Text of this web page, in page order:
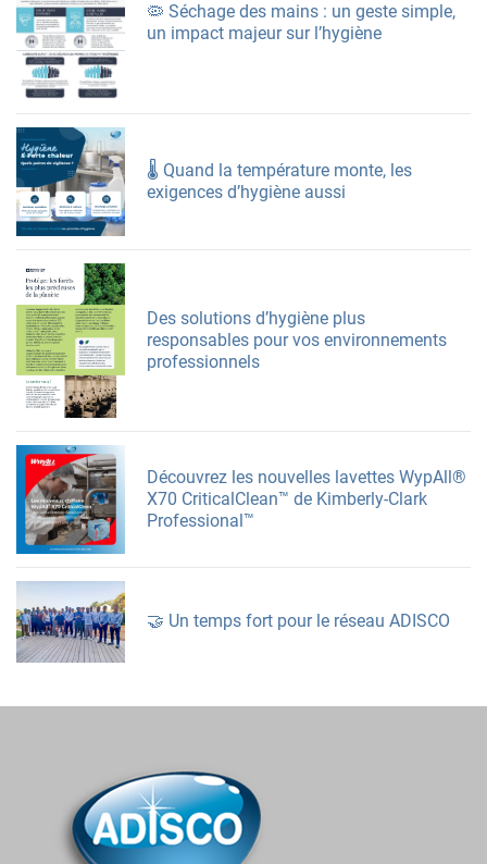
🦠 Séchage des mains : un geste simple,
un impact majeur sur l’hygiène
🌡️ Quand la température monte, les
exigences d’hygiène aussi
Des solutions d’hygiène plus
responsables pour vos environnements
professionnels
Découvrez les nouvelles lavettes WypAll®
X70 CriticalClean™ de Kimberly-Clark
Professional™
🤝 Un temps fort pour le réseau ADISCO